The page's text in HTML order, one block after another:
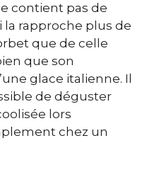
contient pas de
la rapproche plus de
que de celle
que son
glace italienne. Il
de déguster
lors
chez un